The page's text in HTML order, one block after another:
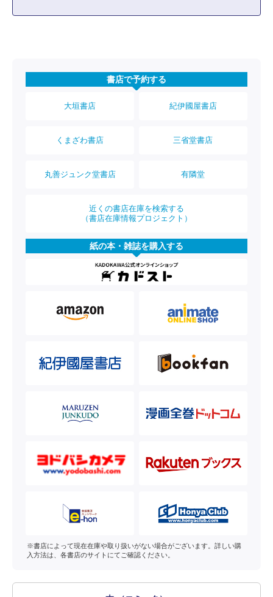
書店で予約する
大垣書店 紀伊國屋書店
くまざわ書店 三省堂書店
丸善ジュンク堂書店 有隣堂
近くの書店在庫を検索する
（書店在庫情報プロジェクト）
紙の本・雑誌を購入する
※書店によって現在在庫や取り扱いがない場合がございます。詳しい購
入方法は、各書店のサイトにてご確認ください。